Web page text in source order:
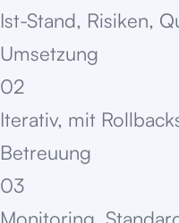
Ist-Stand, Risiken,
Umsetzung
02
Iterativ, mit
Betreuung
03
Monitoring,